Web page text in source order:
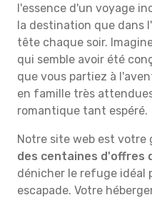
l'essence d'un voyage
la destination que dans
tête chaque soir.
qui semble avoir été
que vous partiez à
en famille très
romantique tant espéré.
Notre site web est votre
des centaines d'offres
dénicher le refuge idéal
escapade. Votre